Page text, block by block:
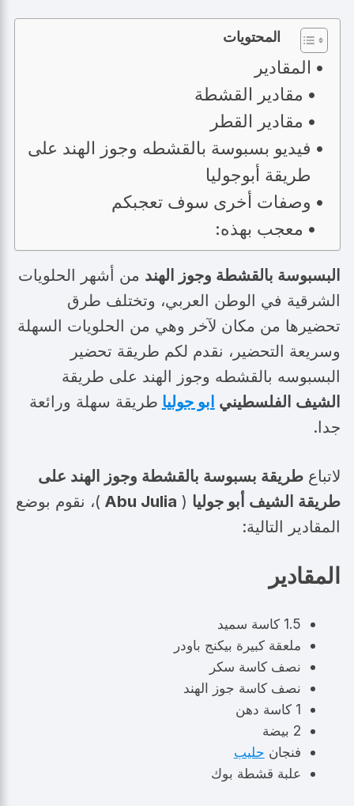
المحتويات
المقادير
مقادير القشطة
مقادير القطر
فيديو بسبوسة بالقشطه وجوز الهند على
طريقة أبوجوليا
وصفات أخرى سوف تعجبكم
معجب بهذه:
البسبوسة بالقشطة وجوز الهند من أشهر الحلويات
الشرقية في الوطن العربي، وتختلف طرق
تحضيرها من مكان لآخر وهي من الحلويات السهلة
وسريعة التحضير، نقدم لكم طريقة تحضير
البسبوسه بالقشطه وجوز الهند على طريقة
الشيف الفلسطيني ابو جوليا طريقة سهلة ورائعة
جدا.
لاتباعطريقة بسبوسة بالقشطة وجوز الهند على
طريقة الشيف أبو جوليا (
Abu Julia )، نقوم بوضع
المقادير التالية:
المقادير
1.5 كاسة سميد
ملعقة كبيرة بيكنج باودر
نصف كاسة سكر
نصف كاسة جوز الهند
1 كاسة دهن
2 بيضة
فنجان حليب
علبة قشطة بوك